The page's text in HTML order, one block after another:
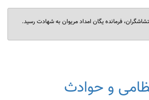
فرمانده یگان امداد مریوان به شهادت رسید.
و حوادث